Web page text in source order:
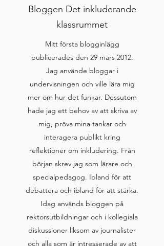
Bloggen Det inkluderande
klassrummet
Mitt första blogginlägg
publicerades den 29 mars 2012.
Jag använde bloggar i
undervisningen och ville lära mig
mer om hur det funkar. Dessutom
hade jag ett behov av att skriva av
mig, pröva mina tankar och
interagera publikt kring
reflektioner om inkludering. Från
början skrev jag som lärare och
specialpedagog. Ibland för att
debattera och ibland för att stärka.
Idag används bloggen på
rektorsutbildningar och i kollegiala
diskussioner liksom av journalister
och alla som är intresserade av att